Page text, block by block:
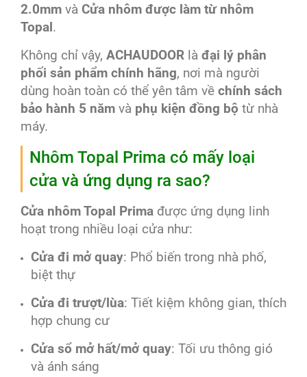
2.0mm và Cửa nhôm được làm từ nhôm
Topal.
Không chỉ vậy, ACHAUDOOR là đại lý phân
phối sản phẩm chính hãng, nơi mà người
dùng hoàn toàn có thể yên tâm về chính sách
bảo hành 5 năm và phụ kiện đồng bộ từ nhà
máy.
Nhôm Topal Prima có mấy loại
cửa và ứng dụng ra sao?
Cửa nhôm Topal Prima được ứng dụng linh
hoạt trong nhiều loại cửa như:
Cửa đi mở quay: Phổ biến trong nhà phố,
biệt thự
Cửa đi trượt/lùa: Tiết kiệm không gian, thích
hợp chung cư
Cửa sổ mở hất/mở quay: Tối ưu thông gió
và ánh sáng